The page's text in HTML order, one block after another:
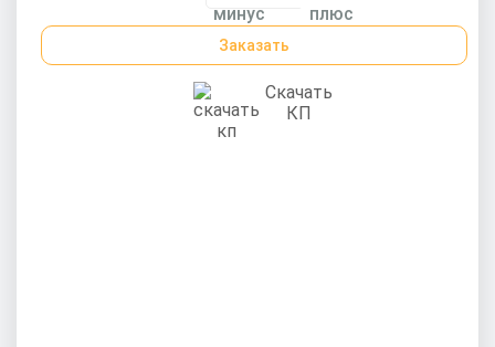
Заказать
Скачать
КП